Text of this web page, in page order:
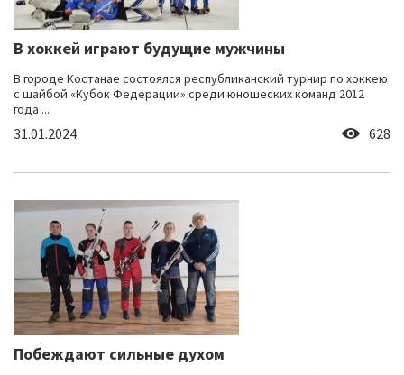
В хоккей играют будущие мужчины
В городе Костанае состоялся республиканский турнир по хоккею
с шайбой «Кубок Федерации» среди юношеских команд 2012
года ...
31.01.2024 628
Побеждают сильные духом